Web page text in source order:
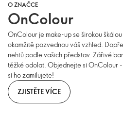
O ZNAČCE
OnColour
OnColour je make-up se širokou
okamžitě pozvednou váš vzhled.
nehtů podle vašich představ. Zářivé
těžké odolat. Objednejte si OnColour
si ho zamilujete!
ZJISTĚTE VÍCE